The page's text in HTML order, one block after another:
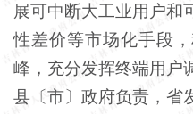
展可中断大工业用户和
性差价等市场化手段
峰，充分发挥终端用户
县〔市〕政府负责，省